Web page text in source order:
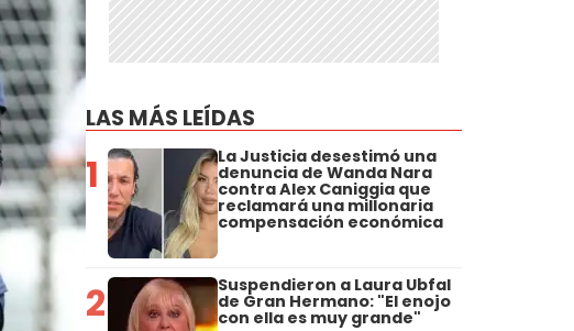
LAS MÁS LEÍDAS
1 La Justicia desestimó una
denuncia de Wanda Nara
contra Alex Caniggia que
reclamará una millonaria
compensación económica
2 Suspendieron a Laura Ubfal
de Gran Hermano: "El enojo
con ella es muy grande"